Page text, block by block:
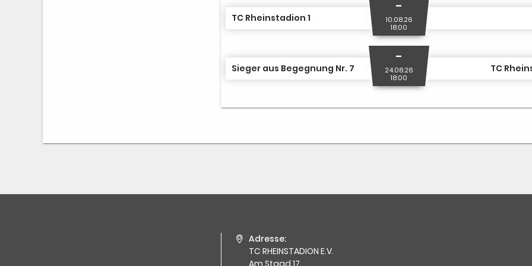
TC Rheinstadion 1
-
10.08.26
18:00
Sieger aus Begegnung Nr. 7
-
24.08.26
18:00
TC
Adresse:
TC RHEINSTADION E.V.
Am Staad 17